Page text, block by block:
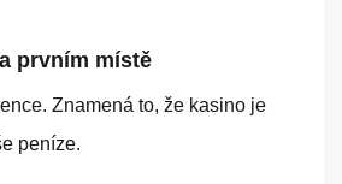
prvním místě
Znamená to, že kasino je
peníze.